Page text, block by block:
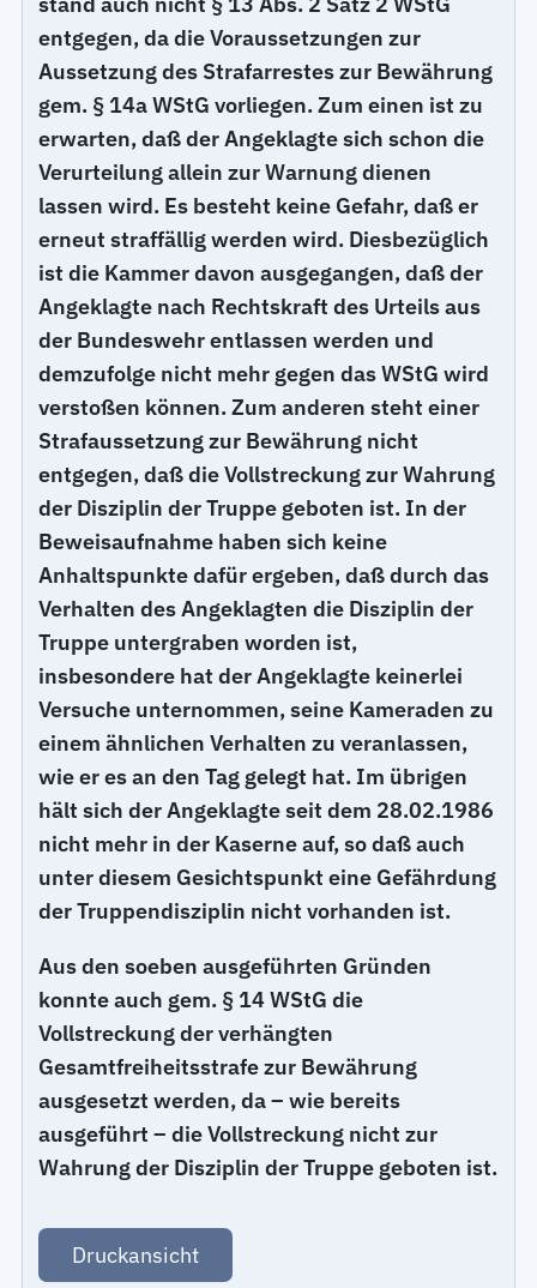
entgegen, da die Voraussetzungen zur
Aussetzung des Strafarrestes zur Bewährung
gem. § 14a WStG vorliegen. Zum einen ist zu
erwarten, daß der Angeklagte sich schon die
Verurteilung allein zur Warnung dienen
lassen wird. Es besteht keine Gefahr, daß er
erneut straffällig werden wird. Diesbezüglich
ist die Kammer davon ausgegangen, daß der
Angeklagte nach Rechtskraft des Urteils aus
der Bundeswehr entlassen werden und
demzufolge nicht mehr gegen das WStG wird
verstoßen können. Zum anderen steht einer
Strafaussetzung zur Bewährung nicht
entgegen, daß die Vollstreckung zur Wahrung
der Disziplin der Truppe geboten ist. In der
Beweisaufnahme haben sich keine
Anhaltspunkte dafür ergeben, daß durch das
Verhalten des Angeklagten die Disziplin der
Truppe untergraben worden ist,
insbesondere hat der Angeklagte keinerlei
Versuche unternommen, seine Kameraden zu
einem ähnlichen Verhalten zu veranlassen,
wie er es an den Tag gelegt hat. Im übrigen
hält sich der Angeklagte seit dem 28.02.1986
nicht mehr in der Kaserne auf, so daß auch
unter diesem Gesichtspunkt eine Gefährdung
der Truppendisziplin nicht vorhanden ist.
Aus den soeben ausgeführten Gründen
konnte auch gem. § 14 WStG die
Vollstreckung der verhängten
Gesamtfreiheitsstrafe zur Bewährung
ausgesetzt werden, da – wie bereits
ausgeführt – die Vollstreckung nicht zur
Wahrung der Disziplin der Truppe geboten ist.
Druckansicht